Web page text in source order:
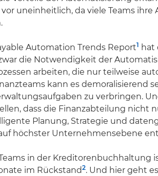
uneinheitlich, da viele Teams ihre
Automation Trends Report1 hat
die Notwendigkeit der
arbeiten, die nur teilweise
kann es demoralisierend
zu verbringen.
dass die Finanzabteilung nicht
Planung, Strategie und
höchster Unternehmensebene
in der Kreditorenbuchhaltung
im Rückstand2. Und hier geht